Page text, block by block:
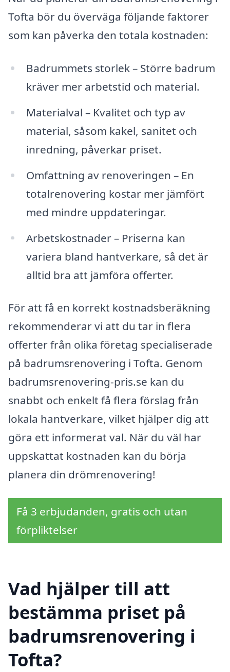
Tofta bör du överväga följande faktorer
som kan påverka den totala kostnaden:
Badrummets storlek – Större badrum
kräver mer arbetstid och material.
Materialval – Kvalitet och typ av
material, såsom kakel, sanitet och
inredning, påverkar priset.
Omfattning av renoveringen – En
totalrenovering kostar mer jämfört
med mindre uppdateringar.
Arbetskostnader – Priserna kan
variera bland hantverkare, så det är
alltid bra att jämföra offerter.
För att få en korrekt kostnadsberäkning
rekommenderar vi att du tar in flera
offerter från olika företag specialiserade
på badrumsrenovering i Tofta. Genom
badrumsrenovering-pris.se kan du
snabbt och enkelt få flera förslag från
lokala hantverkare, vilket hjälper dig att
göra ett informerat val. När du väl har
uppskattat kostnaden kan du börja
planera din drömrenovering!
Få 3 erbjudanden, gratis och utan
förpliktelser
Vad hjälper till att
bestämma priset på
badrumsrenovering i
Tofta?